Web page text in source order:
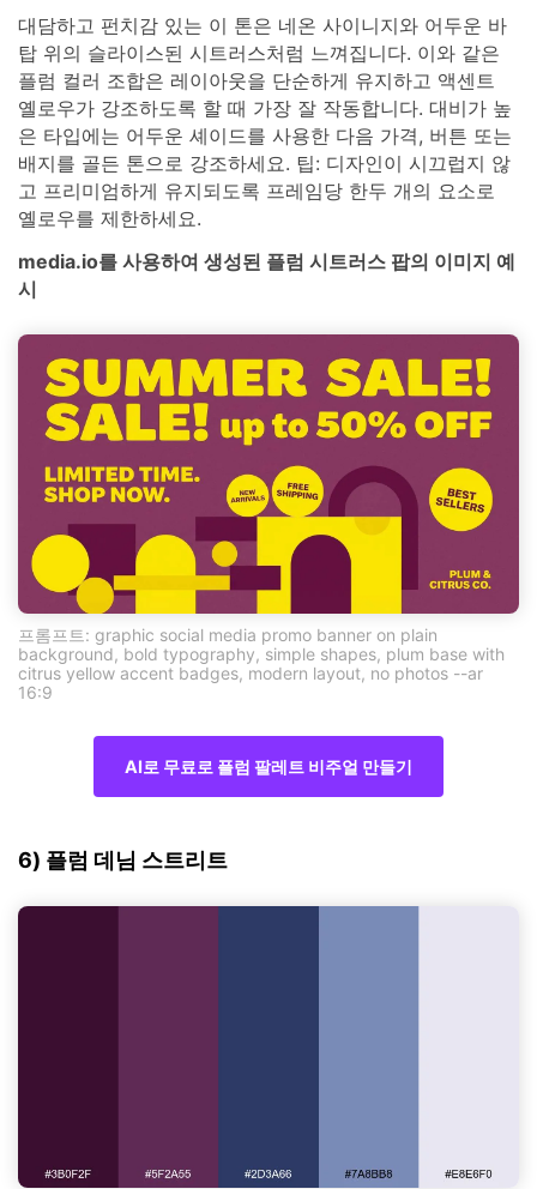
대담하고 펀치감 있는 이 톤은 네온 사이니지와 어두운 바
탑 위의 슬라이스된 시트러스처럼 느껴집니다. 이와 같은
플럼 컬러 조합은 레이아웃을 단순하게 유지하고 액센트
옐로우가 강조하도록 할 때 가장 잘 작동합니다. 대비가 높
은 타입에는 어두운 셰이드를 사용한 다음 가격, 버튼 또는
배지를 골든 톤으로 강조하세요. 팁: 디자인이 시끄럽지 않
고 프리미엄하게 유지되도록 프레임당 한두 개의 요소로
옐로우를 제한하세요.
media.io를 사용하여 생성된 플럼 시트러스 팝의 이미지 예
시
프롬프트: graphic social media promo banner on plain
background, bold typography, simple shapes, plum base with
citrus yellow accent badges, modern layout, no photos --ar
16:9
AI로 무료로 플럼 팔레트 비주얼 만들기
6) 플럼 데님 스트리트